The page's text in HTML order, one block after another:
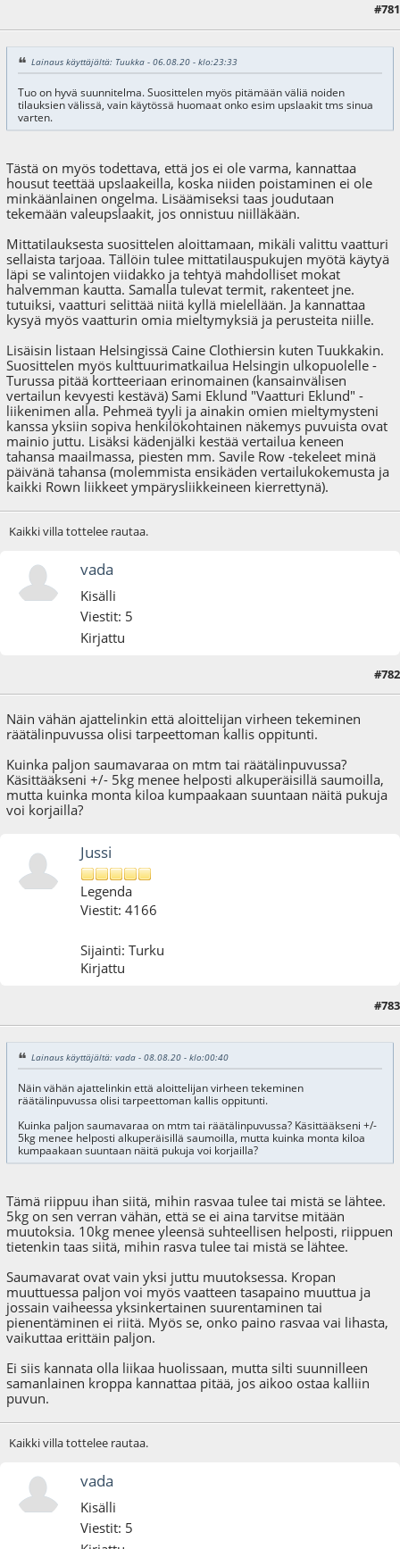
#781
Lainaus käyttäjältä: Tuukka - 06.08.20 - klo:23:33
Tuo on hyvä suunnitelma. Suosittelen myös pitämään väliä noiden
tilauksien välissä, vain käytössä huomaat onko esim upslaakit tms sinua
varten.
Tästä on myös todettava, että jos ei ole varma, kannattaa
housut teettää upslaakeilla, koska niiden poistaminen ei ole
minkäänlainen ongelma. Lisäämiseksi taas joudutaan
tekemään valeupslaakit, jos onnistuu niilläkään.
Mittatilauksesta suosittelen aloittamaan, mikäli valittu vaatturi
sellaista tarjoaa. Tällöin tulee mittatilauspukujen myötä käytyä
läpi se valintojen viidakko ja tehtyä mahdolliset mokat
halvemman kautta. Samalla tulevat termit, rakenteet jne.
tutuiksi, vaatturi selittää niitä kyllä mielellään. Ja kannattaa
kysyä myös vaatturin omia mieltymyksiä ja perusteita niille.
Lisäisin listaan Helsingissä Caine Clothiersin kuten Tuukkakin.
Suosittelen myös kulttuurimatkailua Helsingin ulkopuolelle -
Turussa pitää kortteeriaan erinomainen (kansainvälisen
vertailun kevyesti kestävä) Sami Eklund "Vaatturi Eklund" -
liikenimen alla. Pehmeä tyyli ja ainakin omien mieltymysteni
kanssa yksiin sopiva henkilökohtainen näkemys puvuista ovat
mainio juttu. Lisäksi kädenjälki kestää vertailua keneen
tahansa maailmassa, piesten mm. Savile Row -tekeleet minä
päivänä tahansa (molemmista ensikäden vertailukokemusta ja
kaikki Rown liikkeet ympärysliikkeineen kierrettynä).
Kaikki villa tottelee rautaa.
vada
Kisälli
Viestit: 5
Kirjattu
#782
Näin vähän ajattelinkin että aloittelijan virheen tekeminen
räätälinpuvussa olisi tarpeettoman kallis oppitunti.
Kuinka paljon saumavaraa on mtm tai räätälinpuvussa?
Käsittääkseni +/- 5kg menee helposti alkuperäisillä saumoilla,
mutta kuinka monta kiloa kumpaakaan suuntaan näitä pukuja
voi korjailla?
Jussi
Legenda
Viestit: 4166
Sijainti: Turku
Kirjattu
#783
Lainaus käyttäjältä: vada - 08.08.20 - klo:00:40
Näin vähän ajattelinkin että aloittelijan virheen tekeminen
räätälinpuvussa olisi tarpeettoman kallis oppitunti.
Kuinka paljon saumavaraa on mtm tai räätälinpuvussa? Käsittääkseni +/-
5kg menee helposti alkuperäisillä saumoilla, mutta kuinka monta kiloa
kumpaakaan suuntaan näitä pukuja voi korjailla?
Tämä riippuu ihan siitä, mihin rasvaa tulee tai mistä se lähtee.
5kg on sen verran vähän, että se ei aina tarvitse mitään
muutoksia. 10kg menee yleensä suhteellisen helposti, riippuen
tietenkin taas siitä, mihin rasva tulee tai mistä se lähtee.
Saumavarat ovat vain yksi juttu muutoksessa. Kropan
muuttuessa paljon voi myös vaatteen tasapaino muuttua ja
jossain vaiheessa yksinkertainen suurentaminen tai
pienentäminen ei riitä. Myös se, onko paino rasvaa vai lihasta,
vaikuttaa erittäin paljon.
Ei siis kannata olla liikaa huolissaan, mutta silti suunnilleen
samanlainen kroppa kannattaa pitää, jos aikoo ostaa kalliin
puvun.
Kaikki villa tottelee rautaa.
vada
Kisälli
Viestit: 5